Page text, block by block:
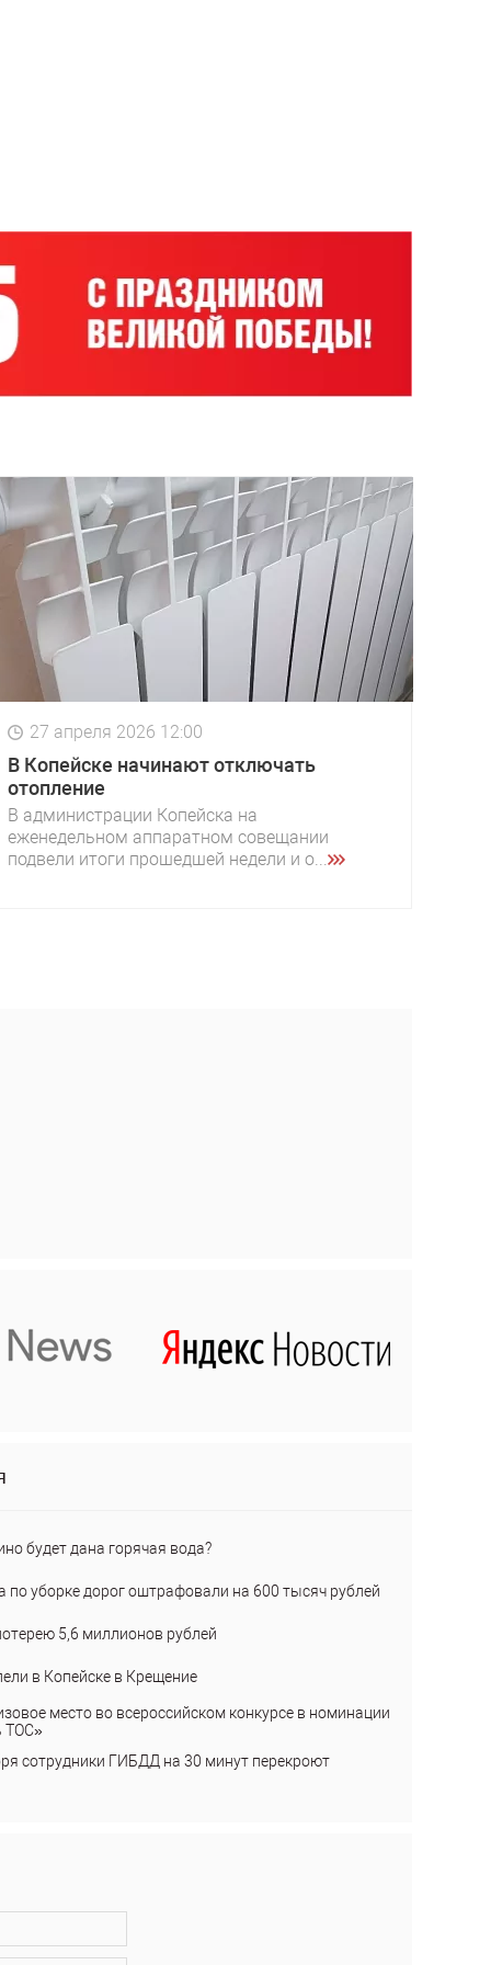
27 апреля 2026 12:00
В Копейске начинают отключать
отопление
В администрации Копейска на
еженедельном аппаратном совещании
подвели итоги прошедшей недели и о...
будет дана горячая вода?
по уборке дорог оштрафовали на 600 тысяч рублей
5,6 миллионов рублей
в Копейске в Крещение
место во всероссийском конкурсе в номинации
ТОС»
сотрудники ГИБДД на 30 минут перекроют